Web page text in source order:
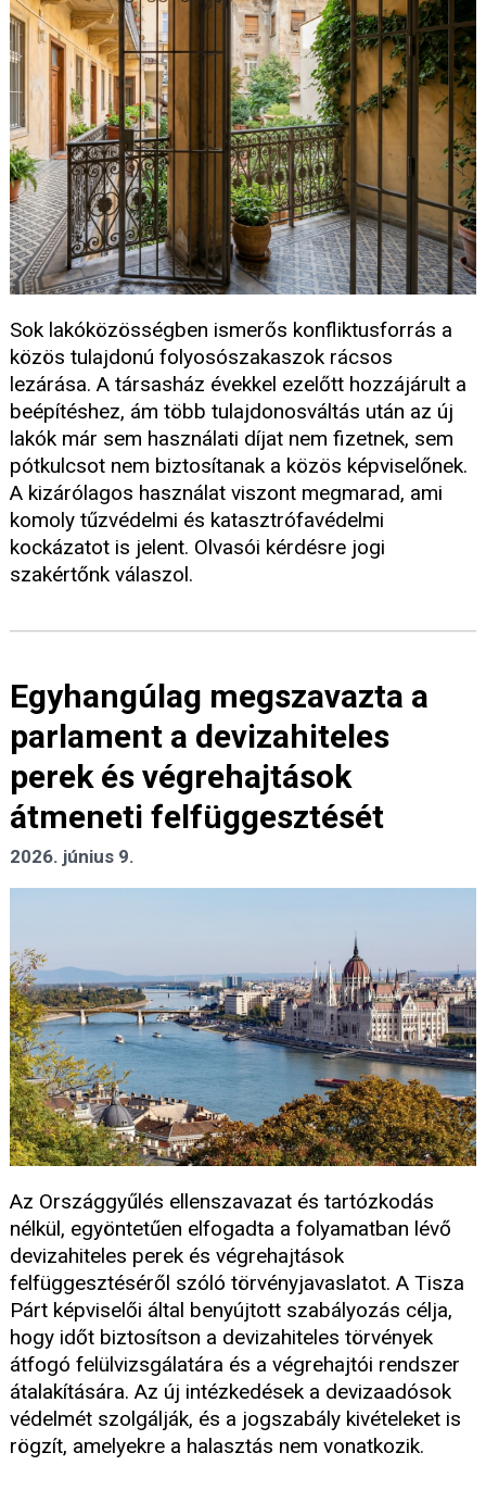
Sok lakóközösségben ismerős konfliktusforrás a
közös tulajdonú folyosószakaszok rácsos
lezárása. A társasház évekkel ezelőtt hozzájárult a
beépítéshez, ám több tulajdonosváltás után az új
lakók már sem használati díjat nem fizetnek, sem
pótkulcsot nem biztosítanak a közös képviselőnek.
A kizárólagos használat viszont megmarad, ami
komoly tűzvédelmi és katasztrófavédelmi
kockázatot is jelent. Olvasói kérdésre jogi
szakértőnk válaszol.
Egyhangúlag megszavazta a
parlament a devizahiteles
perek és végrehajtások
átmeneti felfüggesztését
2026. június 9.
Az Országgyűlés ellenszavazat és tartózkodás
nélkül, egyöntetűen elfogadta a folyamatban lévő
devizahiteles perek és végrehajtások
felfüggesztéséről szóló törvényjavaslatot. A Tisza
Párt képviselői által benyújtott szabályozás célja,
hogy időt biztosítson a devizahiteles törvények
átfogó felülvizsgálatára és a végrehajtói rendszer
átalakítására. Az új intézkedések a devizaadósok
védelmét szolgálják, és a jogszabály kivételeket is
rögzít, amelyekre a halasztás nem vonatkozik.